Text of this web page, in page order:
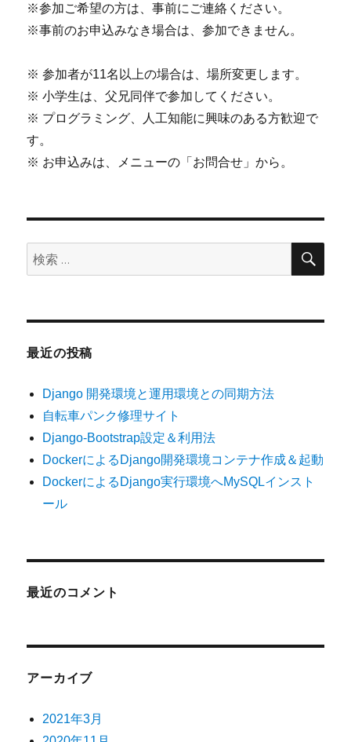
※参加ご希望の方は、事前にご連絡ください。
※事前のお申込みなき場合は、参加できません。
※ 参加者が11名以上の場合は、場所変更します。
※ 小学生は、父兄同伴で参加してください。
※ プログラミング、人工知能に興味のある方歓迎で
す。
※ お申込みは、メニューの「お問合せ」から。
検
索:
検
最近の投稿
Django 開発環境と運用環境との同期方法
自転車パンク修理サイト
Django-Bootstrap設定＆利用法
DockerによるDjango開発環境コンテナ作成＆起動
DockerによるDjango実行環境へMySQLインスト
ール
最近のコメント
アーカイブ
2021年3月